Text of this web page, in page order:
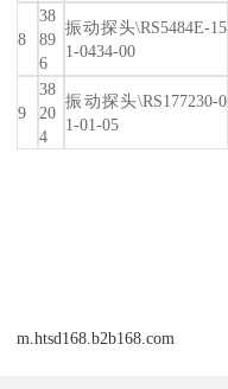
8
38
89
6
振动探头\RS5484E-15
1-0434-00
9
38
20
4
振动探头\RS177230-0
1-01-05
m.htsd168.b2b168.com